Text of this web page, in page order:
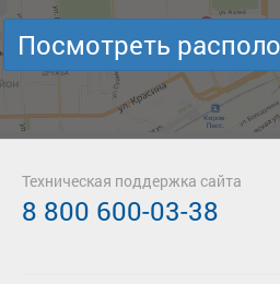
Посмотреть
Техническая поддержка сайта
8 800 600-03-38